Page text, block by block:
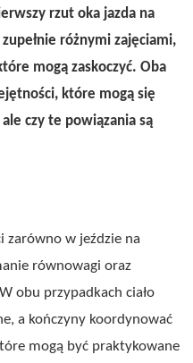
rzut oka jazda na
różnymi zajęciami,
mogą zaskoczyć. Oba
które mogą się
czy te powiązania są
zarówno w jeździe na
równowagi oraz
obu przypadkach ciało
a kończyny koordynować
mogą być praktykowane